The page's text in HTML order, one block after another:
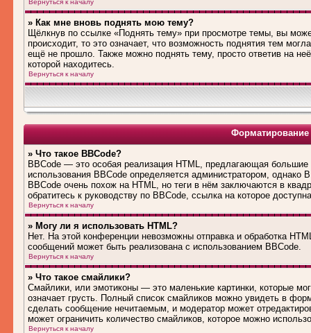
Вернуться к началу
» Как мне вновь поднять мою тему?
Щёлкнув по ссылке «Поднять тему» при просмотре темы, вы
происходит, то это означает, что возможность поднятия тем
ещё не прошло. Также можно поднять тему, просто ответив на
которой находитесь.
Вернуться к началу
» Что такое BBCode?
BBCode — это особая реализация HTML, предлагающая
использования BBCode определяется администратором,
BBCode очень похож на HTML, но теги в нём заключаются в
обратитесь к руководству по BBCode, ссылка на которое
Вернуться к началу
» Могу ли я использовать HTML?
Нет. На этой конференции невозможны отправка и обработка
сообщений может быть реализована с использованием BBCode.
Вернуться к началу
» Что такое смайлики?
Смайлики, или эмотиконы — это маленькие картинки, которые
означает грусть. Полный список смайликов можно увидеть в
сделать сообщение нечитаемым, и модератор может
может ограничить количество смайликов, которое можно
Вернуться к началу